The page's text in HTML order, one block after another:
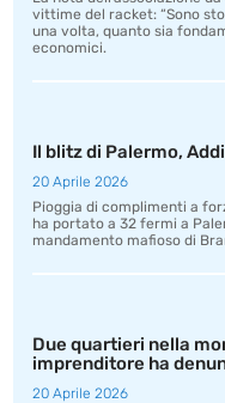
vittime del racket: “Sono
una volta, quanto sia
economici.
Il blitz di Palermo,
20 Aprile 2026
Pioggia di complimenti a
ha portato a 32 fermi a
mandamento mafioso di
Due quartieri nella
imprenditore ha
20 Aprile 2026